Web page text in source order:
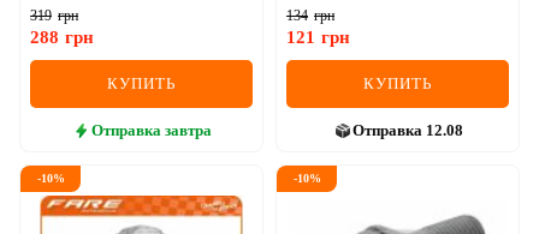
319 грн
288 грн
КУПИТЬ
Отправка завтра
134 грн
121 грн
КУПИТЬ
Отправка 12.08
-10% -10%